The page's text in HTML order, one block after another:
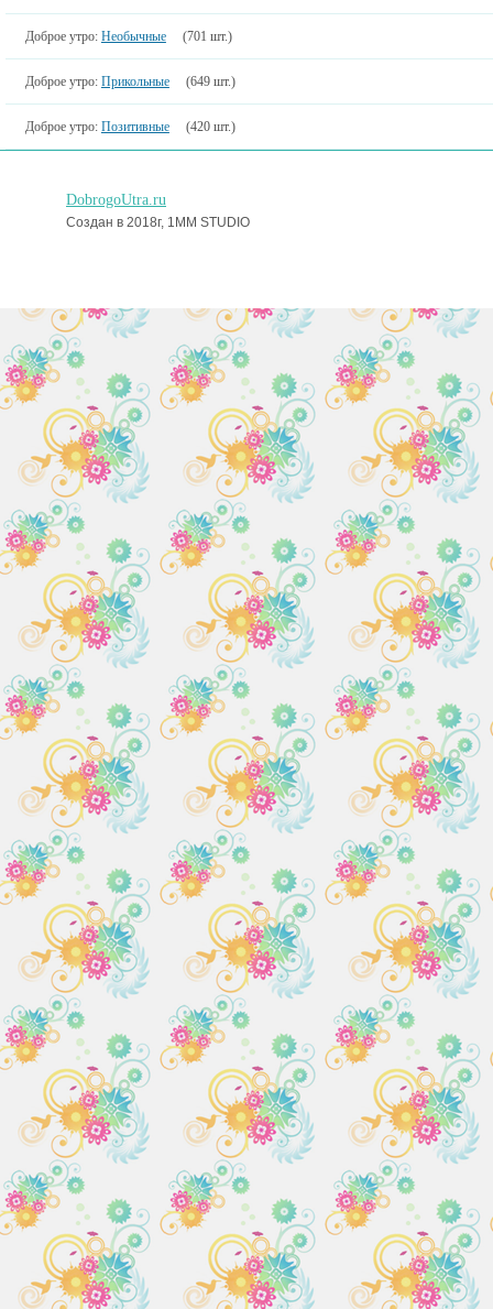
Доброе утро: Необычные (701 шт.)
Доброе утро: Прикольные (649 шт.)
Доброе утро: Позитивные (420 шт.)
DobrogoUtra.ru
Создан в 2018г, 1MM STUDIO